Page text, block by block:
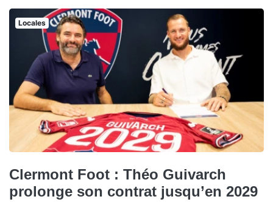
Locales
Clermont Foot : Théo Guivarch
prolonge son contrat jusqu’en 2029